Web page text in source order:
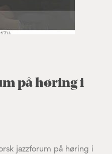
på høring i
jazzforum på høring i